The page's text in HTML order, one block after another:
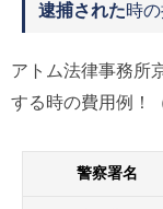
逮捕された時
アトム法律事務所
する時の費用例！
警察署名